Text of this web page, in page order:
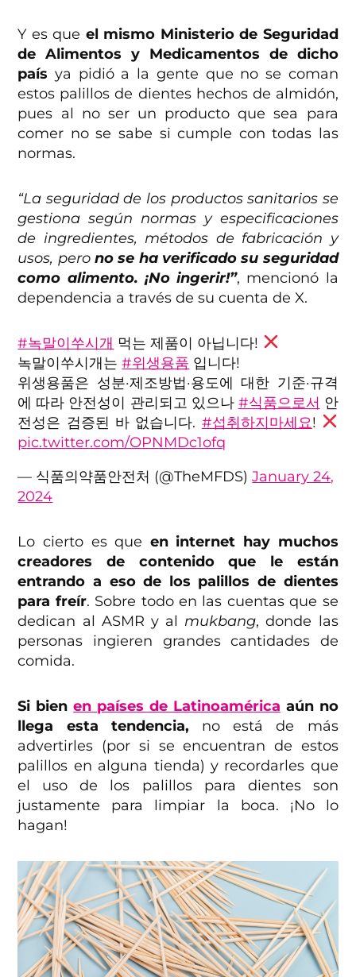
Y es que el mismo Ministerio de Seguridad
de Alimentos y Medicamentos de dicho
paísya pidió a la gente que no se coman
estos palillos de dientes hechos de almidón,
pues al no ser un producto que sea para
comer no se sabe si cumple con todas las
normas.
“La seguridad de los productos sanitarios se
gestiona según normas y especificaciones
de ingredientes, métodos de fabricación y
usos, perono se ha verificado su seguridad
como alimento. ¡No ingerir!”, mencionó la
dependencia a través de su cuenta de X.
#녹말이쑤시개 먹는 제품이 아닙니다!
녹말이쑤시개는#위생용품 입니다!
위생용품은 성분·제조방법·용도에 대한 기준·규격
에 따라 안전성이 관리되고 있으나 #식품으로서 안
전성은 검증된 바 없습니다. #섭취하지마세요!
pic.twitter.com/OPNMDc1ofq
— 식품의약품안전처 (@TheMFDS)January 24,
2024
Lo cierto es que en internet hay muchos
creadores de contenido que le están
entrando a eso de los palillos de dientes
para freír. Sobre todo en las cuentas que se
dedican al ASMR y al mukbang, donde las
personas ingieren grandes cantidades de
comida.
Si bienen países de Latinoamérica aún no
llega esta tendencia, no está de más
advertirles (por si se encuentran de estos
palillos en alguna tienda) y recordarles que
el uso de los palillos para dientes son
justamente para limpiar la boca. ¡No lo
hagan!